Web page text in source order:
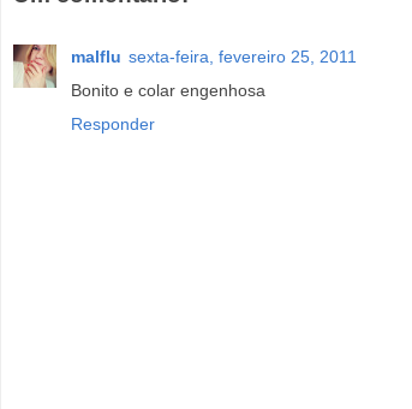
malflu sexta-feira, fevereiro 25, 2011
Bonito e colar engenhosa
Responder